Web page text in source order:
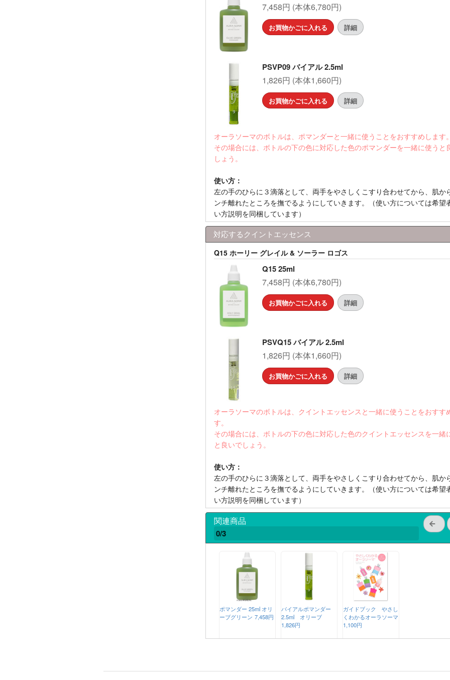
7,458円 (本体6,780円)
お買物かごに入れる 詳細
PSVP09 バイアル 2.5ml
1,826円 (本体1,660円)
お買物かごに入れる 詳細
オーラソーマのボトルは、ポマンダーと一緒に使うことをおすすめします
その場合には、ボトルの下の色に対応した色のポマンダーを一緒に使うと
しょう。
使い方：
左の手のひらに３滴落として、両手をやさしくこすり合わせてから、肌か
ンチ離れたところを撫でるようにしていきます。（使い方については希望
い方説明を同梱しています）
対応するクイントエッセンス
Q15 ホーリー グレイル & ソーラー ロゴス
Q15 25ml
7,458円 (本体6,780円)
お買物かごに入れる 詳細
PSVQ15 バイアル 2.5ml
1,826円 (本体1,660円)
お買物かごに入れる 詳細
オーラソーマのボトルは、クイントエッセンスと一緒に使うことをおすす
す。
その場合には、ボトルの下の色に対応した色のクイントエッセンスを一緒
と良いでしょう。
使い方：
左の手のひらに３滴落として、両手をやさしくこすり合わせてから、肌か
ンチ離れたところを撫でるようにしていきます。（使い方については希望
い方説明を同梱しています）
関連商品
0/3
ポマンダー 25ml オリ
ーブグリーン 7,458円
バイアルポマンダー
2.5ml オリーブ
1,826円
ガイドブック やさし
くわかるオーラソーマ
1,100円